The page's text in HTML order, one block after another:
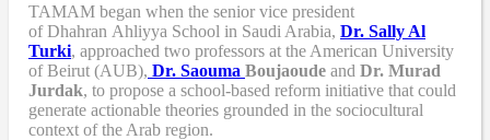
TAMAM began when the senior vice president
of Dhahran Ahliyya School in Saudi Arabia, Dr. Sally Al
Turki, approached two professors at the American University
of Beirut (AUB), Dr. Saouma Boujaoude and Dr. Murad
Jurdak, to propose a school-based reform initiative that could
generate actionable theories grounded in the sociocultural
context of the Arab region.